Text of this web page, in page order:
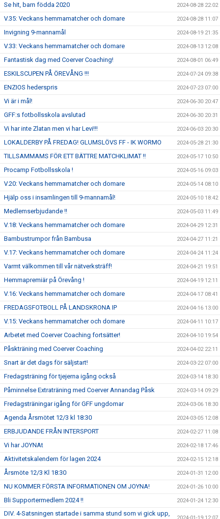
Se hit, barn födda 2020 2024-08-28 22:02
V.35: Veckans hemmamatcher och domare 2024-08-28 11:07
Invigning 9-mannamål 2024-08-19 21:35
V.33: Veckans hemmamatcher och domare 2024-08-13 12:08
Fantastisk dag med Coerver Coaching! 2024-08-01 06:49
ESKILSCUPEN PÅ ÖREVÅNG !!! 2024-07-24 09:38
ENZIOS hederspris 2024-07-23 07:00
Vi är i mål! 2024-06-30 20:47
GFF:s fotbollsskola avslutad 2024-06-30 20:31
Vi har inte Zlatan men vi har Levi!!! 2024-06-03 20:30
LOKALDERBY PÅ FREDAG! GLUMSLÖVS FF - IK WORMO 2024-05-28 21:30
TILLSAMMAMS FÖR ETT BÄTTRE MATCHKLIMAT !! 2024-05-17 10:50
Procamp Fotbollsskola ! 2024-05-16 09:03
V.20: Veckans hemmamatcher och domare 2024-05-14 08:10
Hjälp oss i insamlingen till 9-mannamål! 2024-05-10 18:42
Medlemserbjudande !! 2024-05-03 11:49
V.18: Veckans hemmamatcher och domare 2024-04-29 12:31
Bambustrumpor från Bambusa 2024-04-27 11:21
V.17: Veckans hemmamatcher och domare 2024-04-24 11:24
Varmt välkommen till vår nätverksträff! 2024-04-21 19:51
Hemmapremiär på Örevång ! 2024-04-19 12:11
V.16: Veckans hemmamatcher och domare 2024-04-17 08:41
FREDAGSFOTBOLL PÅ LANDSKRONA IP 2024-04-16 13:00
V.15: Veckans hemmamatcher och domare 2024-04-11 10:17
Arbetet med Coerver Coaching fortsätter! 2024-04-10 19:54
Påskträning med Coerver Coaching 2024-04-02 22:11
Snart är det dags för säljstart! 2024-03-22 07:00
Fredagsträning för tjejerna igång också 2024-03-14 18:30
Påminnelse Extraträning med Coerver Annandag Påsk 2024-03-14 09:29
Fredagsträningar igång för GFF ungdomar 2024-03-06 18:30
Agenda Årsmötet 12/3 kl 18:30 2024-03-05 12:08
ERBJUDANDE FRÅN INTERSPORT 2024-02-27 11:08
Vi har JOYNAt 2024-02-18 17:46
Aktivitetskalendern för lagen 2024 2024-02-15 12:18
Årsmöte 12/3 Kl 18:30 2024-01-31 12:00
NU KOMMER FÖRSTA INFORMATIONEN OM JOYNA! 2024-01-26 10:00
Bli Supportermedlem 2024 !! 2024-01-24 12:30
DIV. 4-Satsningen startade i samma stund som vi gick upp,
2024-01-19 12:07